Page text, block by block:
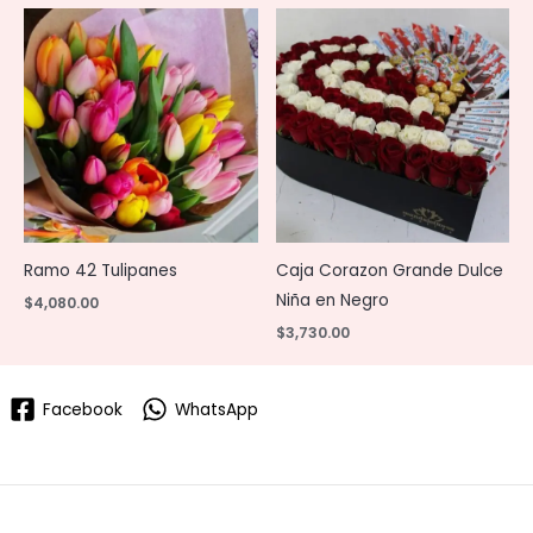
Ramo 42 Tulipanes
$4,080.00
Caja Corazon Grande Dulce
Niña en Negro
$3,730.00
Facebook WhatsApp